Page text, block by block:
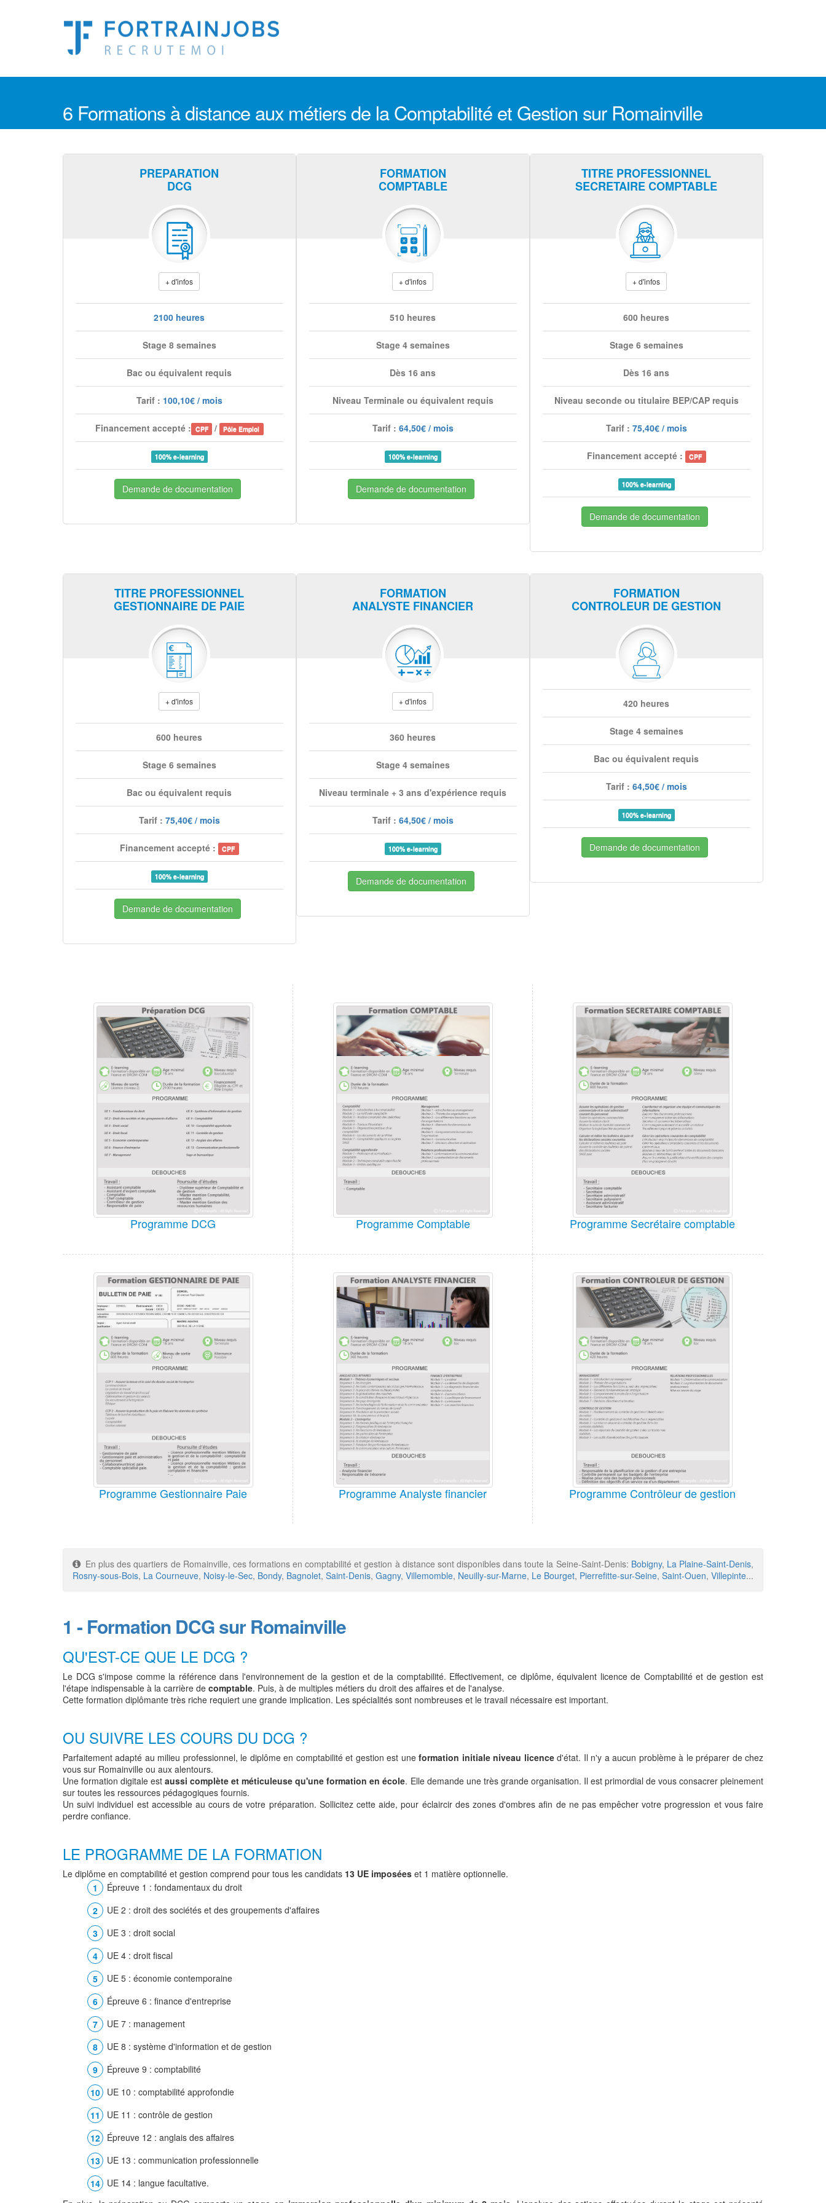
6 Formations à distance aux métiers de la Comptabilité et Gestion sur Romainville
PREPARATION
DCG
+ d'infos
2100 heures
Stage 8 semaines
Bac ou équivalent requis
Tarif : 100,10€ / mois
Financement accepté : CPF / Pôle Emploi
100% e-learning
Demande de documentation
FORMATION
COMPTABLE
+ d'infos
510 heures
Stage 4 semaines
Dès 16 ans
Niveau Terminale ou équivalent requis
Tarif : 64,50€ / mois
100% e-learning
Demande de documentation
TITRE PROFESSIONNEL
SECRETAIRE COMPTABLE
+ d'infos
600 heures
Stage 6 semaines
Dès 16 ans
Niveau seconde ou titulaire BEP/CAP requis
Tarif : 75,40€ / mois
Financement accepté : CPF
100% e-learning
Demande de documentation
TITRE PROFESSIONNEL
GESTIONNAIRE DE PAIE
+ d'infos
600 heures
Stage 6 semaines
Bac ou équivalent requis
Tarif : 75,40€ / mois
Financement accepté : CPF
100% e-learning
Demande de documentation
FORMATION
ANALYSTE FINANCIER
+ d'infos
360 heures
Stage 4 semaines
Niveau terminale + 3 ans d'expérience requis
Tarif : 64,50€ / mois
100% e-learning
Demande de documentation
FORMATION
CONTROLEUR DE GESTION
420 heures
Stage 4 semaines
Bac ou équivalent requis
Tarif : 64,50€ / mois
100% e-learning
Demande de documentation
Programme DCG Programme Comptable Programme Secrétaire comptable
Programme Gestionnaire Paie Programme Analyste financier Programme Contrôleur de gestion
En plus des quartiers de Romainville, ces formations en comptabilité et gestion à distance sont disponibles dans toute la Seine-Saint-Denis: Bobigny, La Plaine-Saint-Denis,
Rosny-sous-Bois, La Courneuve, Noisy-le-Sec, Bondy, Bagnolet, Saint-Denis, Gagny, Villemomble, Neuilly-sur-Marne, Le Bourget, Pierrefitte-sur-Seine, Saint-Ouen, Villepinte...
1 - Formation DCG sur Romainville
QU'EST-CE QUE LE DCG ?
Le DCG s'impose comme la référence dans l'environnement de la gestion et de la comptabilité. Effectivement, ce diplôme, équivalent licence de Comptabilité et de gestion est
l'étape indispensable à la carrière de comptable. Puis, à de multiples métiers du droit des affaires et de l'analyse.
Cette formation diplômante très riche requiert une grande implication. Les spécialités sont nombreuses et le travail nécessaire est important.
OU SUIVRE LES COURS DU DCG ?
Parfaitement adapté au milieu professionnel, le diplôme en comptabilité et gestion est uneformation initiale niveau licenced'état. Il n'y a aucun problème à le préparer de chez
vous sur Romainville ou aux alentours.
Une formation digitale estaussi complète et méticuleuse qu'une formation en école. Elle demande une très grande organisation. Il est primordial de vous consacrer pleinement
sur toutes les ressources pédagogiques fournis.
Un suivi individuel est accessible au cours de votre préparation. Sollicitez cette aide, pour éclaircir des zones d'ombres afin de ne pas empêcher votre progression et vous faire
perdre confiance.
LE PROGRAMME DE LA FORMATION
Le diplôme en comptabilité et gestion comprend pour tous les candidats 13 UE imposées et 1 matière optionnelle.
Épreuve 1 : fondamentaux du droit
UE 2 : droit des sociétés et des groupements d'affaires
UE 3 : droit social
UE 4 : droit fiscal
UE 5 : économie contemporaine
Épreuve 6 : finance d'entreprise
UE 7 : management
UE 8 : système d'information et de gestion
Épreuve 9 : comptabilité
UE 10 : comptabilité approfondie
UE 11 : contrôle de gestion
Épreuve 12 : anglais des affaires
UE 13 : communication professionnelle
UE 14 : langue facultative.